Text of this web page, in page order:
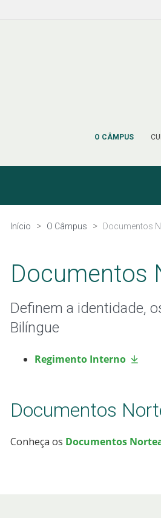
O CÂMPUS
Início O Câmpus Documentos
Documentos
Definem a identidade,
Bilíngue
Regimento Interno
Documentos
Conheça os Documentos